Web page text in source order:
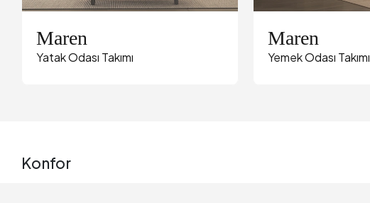
Maren
Yatak Odası Takımı
Maren
Yemek Odası Takımı
Konfor